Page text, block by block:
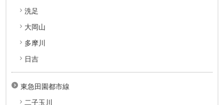
洗足
大岡山
多摩川
日吉
東急田園都市線
二子玉川